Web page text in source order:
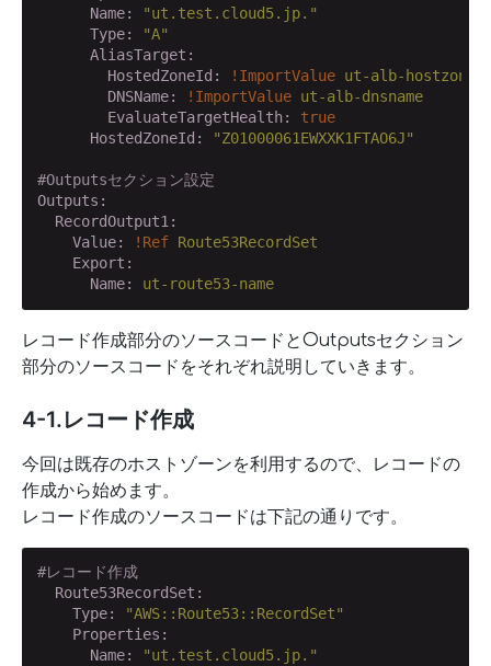
      Name:
"ut.test.cloud5.jp."
      Type:
"A"
      AliasTarget:
        HostedZoneId:
!ImportValue ut-alb-
        DNSName:
!ImportValue ut-alb-dnsname
        EvaluateTargetHealth:
true
      HostedZoneId:
"Z01000061EWXXK1FTAO6J"
#Outputsセクション設定
Outputs:
  RecordOutput1:
    Value:
!Ref Route53RecordSet
    Export:
      Name:
ut-route53-name
レコード作成部分のソースコードとOutputsセクション
部分のソースコードをそれぞれ説明していきます。
4-1.レコード作成
今回は既存のホストゾーンを利用するので、レコードの
作成から始めます。
レコード作成のソースコードは下記の通りです。
#レコード作成
  Route53RecordSet:
    Type:
"AWS::Route53::RecordSet"
    Properties:
      Name:
"ut.test.cloud5.jp."